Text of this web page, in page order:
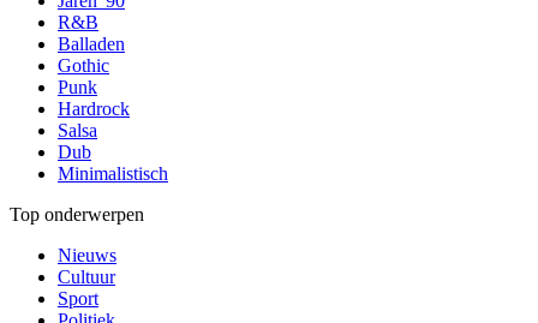
R&B
Balladen
Gothic
Punk
Hardrock
Salsa
Dub
Minimalistisch
Top onderwerpen
Nieuws
Cultuur
Sport